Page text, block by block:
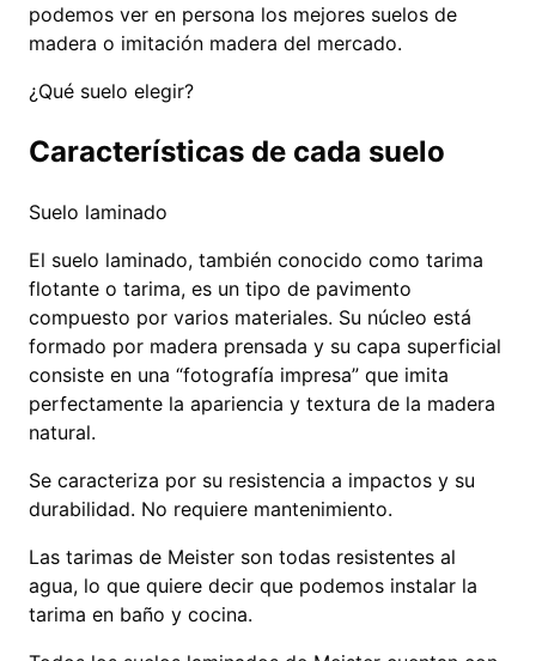
podemos ver en persona los mejores suelos de
madera o imitación madera del mercado.
¿Qué suelo elegir?
Características de cada suelo
Suelo laminado
El suelo laminado, también conocido como tarima
flotante o tarima, es un tipo de pavimento
compuesto por varios materiales. Su núcleo está
formado por madera prensada y su capa superficial
consiste en una “fotografía impresa” que imita
perfectamente la apariencia y textura de la madera
natural.
Se caracteriza por su resistencia a impactos y su
durabilidad. No requiere mantenimiento.
Las tarimas de Meister son todas resistentes al
agua, lo que quiere decir que podemos instalar la
tarima en baño y cocina.